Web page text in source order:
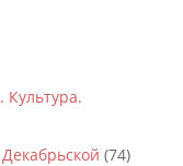
Культура.
(74)